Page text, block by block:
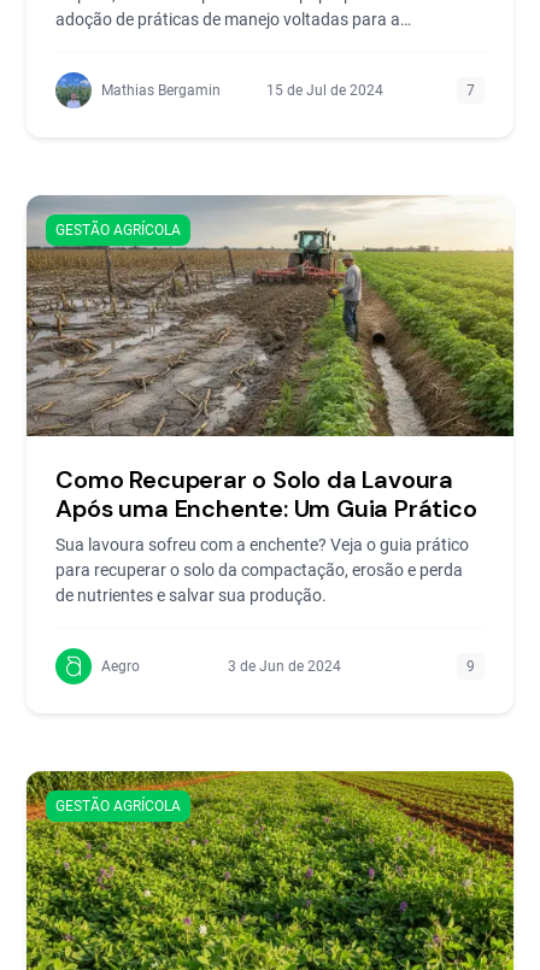
adoção de práticas de manejo voltadas para a
Mathias Bergamin 15 de Jul de 2024 7
GESTÃO AGRÍCOLA
Como Recuperar o Solo da Lavoura
Após uma Enchente: Um Guia Prático
Sua lavoura sofreu com a enchente? Veja o guia prático
para recuperar o solo da compactação, erosão e perda
de nutrientes e salvar sua produção.
Aegro 3 de Jun de 2024 9
GESTÃO AGRÍCOLA